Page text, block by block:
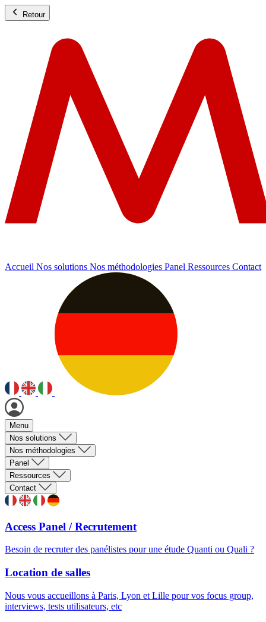
Retour
Accueil Nos solutions Nos méthodologies Panel Ressources Contact
Menu
Nos solutions
Nos méthodologies
Panel
Ressources
Contact
Access Panel / Recrutement
Besoin de recruter des panélistes pour une étude Quanti ou Quali ?
Location de salles
Nous vous accueillons à Paris, Lyon et Lille pour vos focus group,
interviews, tests utilisateurs, etc